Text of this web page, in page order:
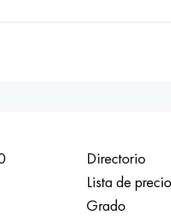
Directorio
Lista de
Grado